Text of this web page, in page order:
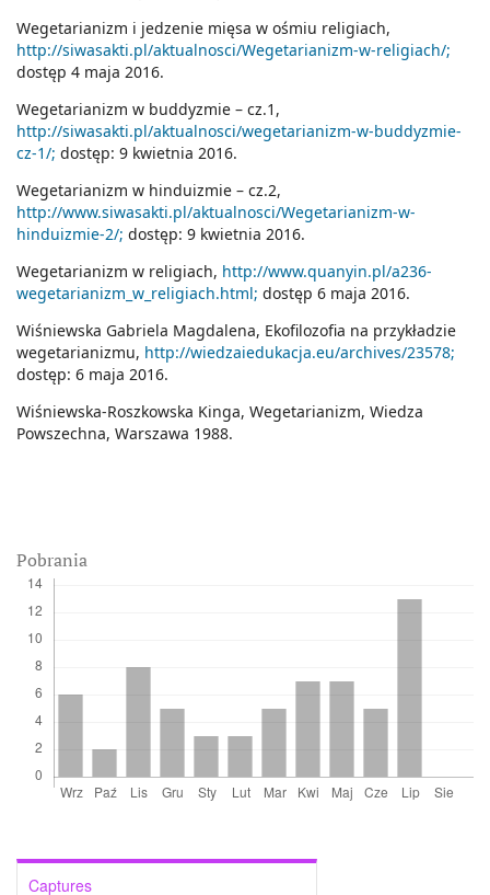
Pobrania
Captures
Wegetarianizm i jedzenie mięsa w ośmiu religiach,
http://siwasakti.pl/aktualnosci/Wegetarianizm-w-religiach/;
dostęp 4 maja 2016.
Wegetarianizm w buddyzmie – cz.1,
http://siwasakti.pl/aktualnosci/wegetarianizm-w-buddyzmie-
cz-1/; dostęp: 9 kwietnia 2016.
Wegetarianizm w hinduizmie – cz.2,
http://www.siwasakti.pl/aktualnosci/Wegetarianizm-w-
hinduizmie-2/; dostęp: 9 kwietnia 2016.
Wegetarianizm w religiach, http://www.quanyin.pl/a236-
wegetarianizm_w_religiach.html; dostęp 6 maja 2016.
Wiśniewska Gabriela Magdalena, Ekofilozofia na przykładzie
wegetarianizmu, http://wiedzaiedukacja.eu/archives/23578;
dostęp: 6 maja 2016.
Wiśniewska-Roszkowska Kinga, Wegetarianizm, Wiedza
Powszechna, Warszawa 1988.